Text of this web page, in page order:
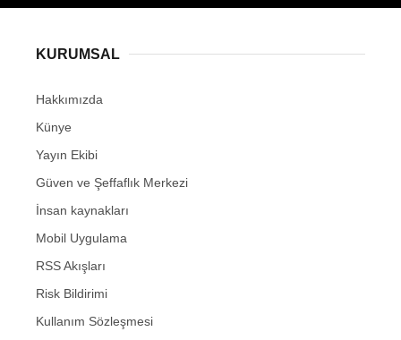
KURUMSAL
Hakkımızda
Künye
Yayın Ekibi
Güven ve Şeffaflık Merkezi
İnsan kaynakları
Mobil Uygulama
RSS Akışları
Risk Bildirimi
Kullanım Sözleşmesi